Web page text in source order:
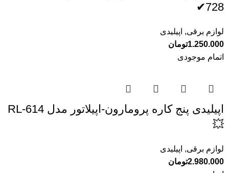
728✔
لوازم برقی, اپیلیدی
1.250.000تومان
اتمام موجودی
اپیلیدی پنج کاره پرومارون-اپیلاتور مدل RL-614
💥
لوازم برقی, اپیلیدی
2.980.000تومان